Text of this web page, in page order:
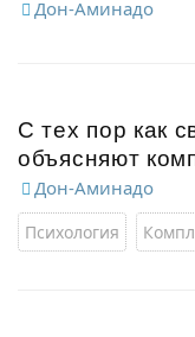
Дон-Аминадо
С тех пор как
объясняют
Дон-Аминадо
Психология